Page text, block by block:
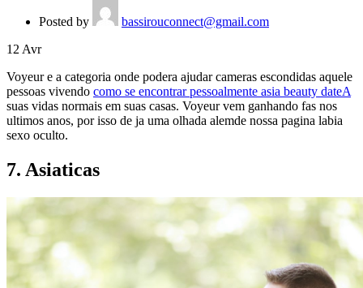
Posted by
bassirouconnect@gmail.com
12 Avr
Voyeur e a categoria onde podera ajudar cameras escondidas aquele
pessoas vivendo como se encontrar pessoalmente asia beauty dateA
suas vidas normais em suas casas. Voyeur vem ganhando fas nos
ultimos anos, por isso de ja uma olhada alemde nossa pagina labia
sexo oculto.
7. Asiaticas